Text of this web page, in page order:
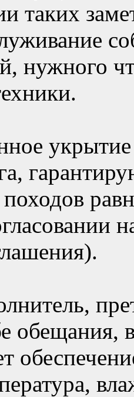
таких
нужного
укрытие
походов
обещания,